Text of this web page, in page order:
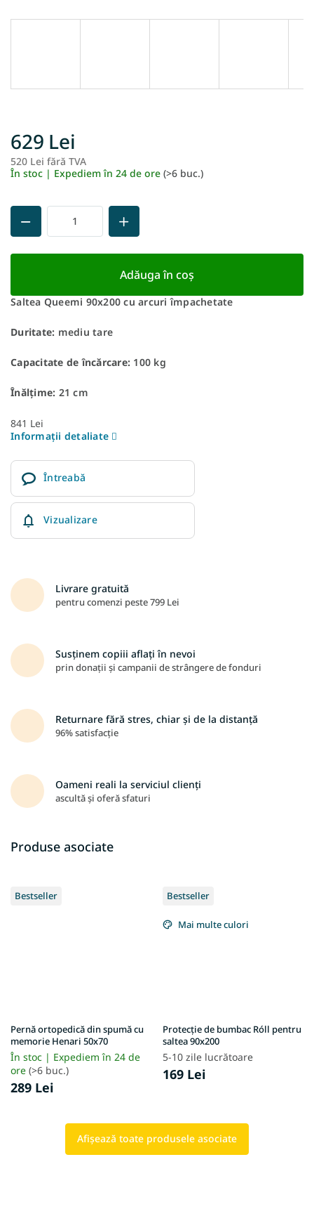
629 Lei
520 Lei fără TVA
În stoc | Expediem în 24 de ore (>6 buc.)
Adăuga în coş
Saltea Queemi 90x200 cu arcuri împachetate
Duritate: mediu tare
Capacitate de încărcare: 100 kg
Înălțime: 21 cm
841 Lei
Informaţii detaliate
Întreabă
Vizualizare
Livrare gratuită
pentru comenzi peste 799 Lei
Susținem copiii aflați în nevoi
prin donații și campanii de strângere de fonduri
Returnare fără stres, chiar și de la distanță
96% satisfacție
Oameni reali la serviciul clienți
ascultă și oferă sfaturi
Produse asociate
Bestseller
Pernă ortopedică din spumă cu
memorie Henari 50x70
În stoc | Expediem în 24 de
ore (>6 buc.)
289 Lei
Bestseller
Mai multe culori
Protecție de bumbac Róll pentru
saltea 90x200
5-10 zile lucrătoare
169 Lei
Afişează toate produsele asociate